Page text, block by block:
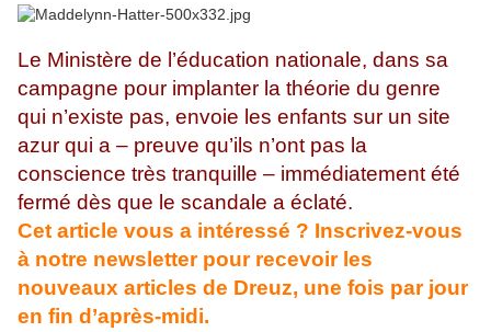
Le Ministère de l’éducation nationale, dans sa
campagne pour implanter la théorie du genre
qui n’existe pas, envoie les enfants sur un site
azur qui a – preuve qu’ils n’ont pas la
conscience très tranquille – immédiatement été
fermé dès que le scandale a éclaté.
Cet article vous a intéressé ? Inscrivez-vous
à notre newsletter pour recevoir les
nouveaux articles de Dreuz, une fois par jour
en fin d’après-midi.